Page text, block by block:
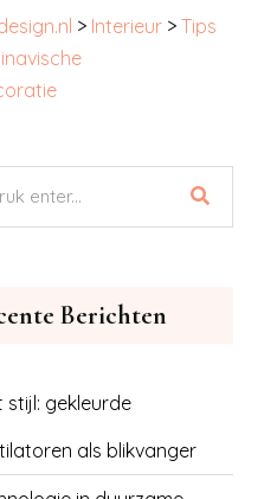
> Interieur> Tips
Berichten
stijl: gekleurde
als blikvanger